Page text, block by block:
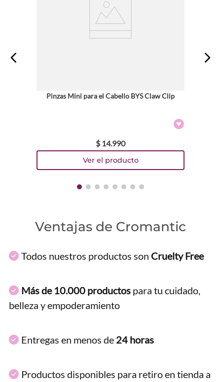
Pinzas Mini para el Cabello BYS Claw Clip
$ 14.990
Ventajas de Cromantic
Todos nuestros productos son Cruelty Free
Más de 10.000 productos para tu cuidado,
belleza y empoderamiento
Entregas en menos de 24 horas
Productos disponibles para retiro en tienda a